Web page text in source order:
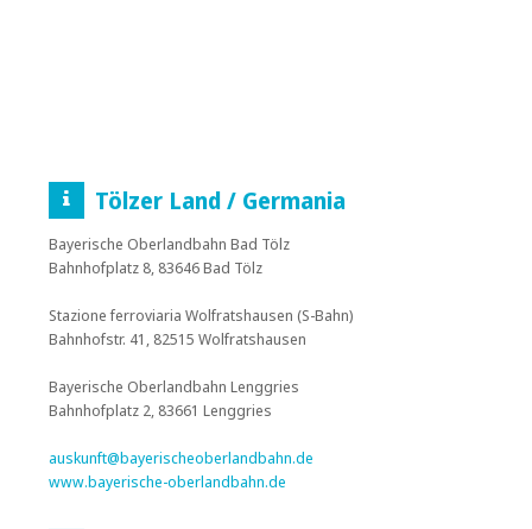
Tölzer Land / Germania
Bayerische Oberlandbahn Bad Tölz
Bahnhofplatz 8, 83646 Bad Tölz
Stazione ferroviaria Wolfratshausen (S-Bahn)
Bahnhofstr. 41, 82515 Wolfratshausen
Bayerische Oberlandbahn Lenggries
Bahnhofplatz 2, 83661 Lenggries
auskunft@bayerischeoberlandbahn.de
www.bayerische-oberlandbahn.de